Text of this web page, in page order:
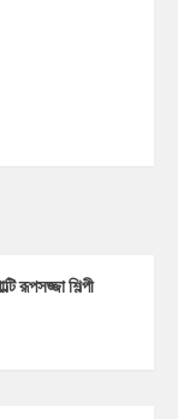
রূপসজ্জা শিল্পী